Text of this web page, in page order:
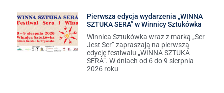
Pierwsza edycja wydarzenia „WINNA
SZTUKA SERA” w Winnicy Sztukówka
Winnica Sztukówka wraz z marką „Ser
Jest Ser” zapraszają na pierwszą
edycję festiwalu „WINNA SZTUKA
SERA”. W dniach od 6 do 9 sierpnia
2026 roku